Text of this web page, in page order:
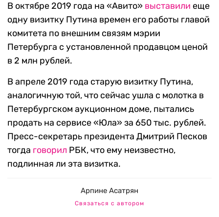
В октябре 2019 года на «Авито» выставили еще
одну визитку Путина времен его работы главой
комитета по внешним связям мэрии
Петербурга с установленной продавцом ценой
в 2 млн рублей.
В апреле 2019 года старую визитку Путина,
аналогичную той, что сейчас ушла с молотка в
Петербургском аукционном доме, пытались
продать на сервисе «Юла» за 650 тыс. рублей.
Пресс-секретарь президента Дмитрий Песков
тогда говорил РБК, что ему неизвестно,
подлинная ли эта визитка.
Арпине Асатрян
Связаться с автором